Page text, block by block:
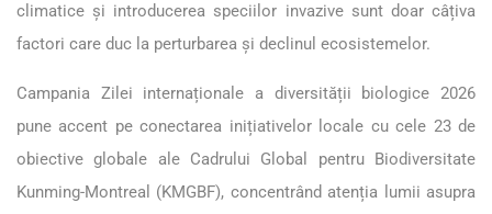
climatice și introducerea speciilor invazive sunt doar câțiva
factori care duc la perturbarea și declinul ecosistemelor.
Campania Zilei internaționale a diversității biologice 2026
pune accent pe conectarea inițiativelor locale cu cele 23 de
obiective globale ale Cadrului Global pentru Biodiversitate
Kunming-Montreal (KMGBF), concentrând atenția lumii asupra